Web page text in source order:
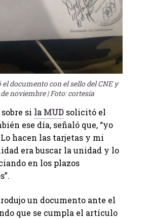
documento con el sello del CNE y
de noviembre | Foto: cortesía
si la MUD solicitó el
ese día, señaló que, “yo
hacen las tarjetas y mi
era buscar la unidad y lo
en los plazos
un documento ante el
que se cumpla el artículo